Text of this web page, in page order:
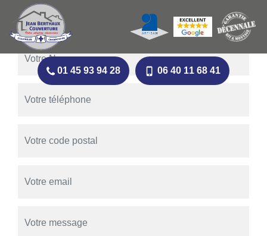
01 45 93 94 28 06 40 11 68 41
Devis Gratuit